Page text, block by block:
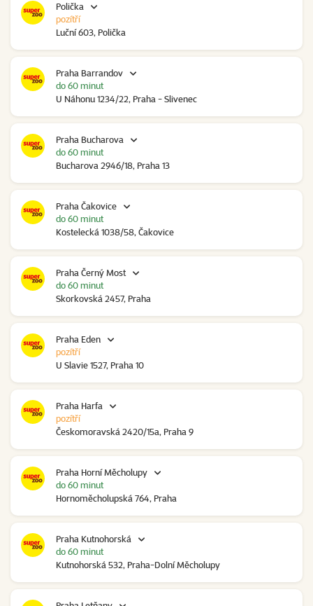
Polička
Luční 603, Polička
pozítří
Praha Barrandov
U Náhonu 1234/22, Praha - Slivenec
do 60 minut
Praha Bucharova
Bucharova 2946/18, Praha 13
do 60 minut
Praha Čakovice
Kostelecká 1038/58, Čakovice
do 60 minut
Praha Černý Most
Skorkovská 2457, Praha
do 60 minut
Praha Eden
U Slavie 1527, Praha 10
pozítří
Praha Harfa
Českomoravská 2420/15a, Praha 9
pozítří
Praha Horní Měcholupy
Hornoměcholupská 764, Praha
do 60 minut
Praha Kutnohorská
Kutnohorská 532, Praha-Dolní Měcholupy
do 60 minut